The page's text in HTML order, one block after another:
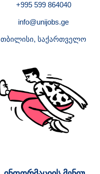
+995 599 864040
info@unijobs.ge
თბილისი, საქართველო